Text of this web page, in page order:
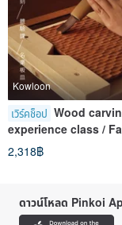
Kowloon
เวิร์คช็อป Wood
experience class /
chestnut plate
2,318฿
ดาวน์โหลด Pinkoi